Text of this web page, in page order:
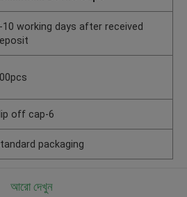
10 working days after received
off cap-6
packaging
আরো দেখুন